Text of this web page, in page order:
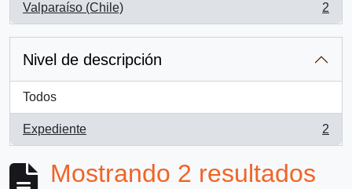
Valparaíso (Chile)
, 2 resultados
2
Nivel de descripción
Todos
Expediente
, 2 resultados
2
Mostrando 2 resultados